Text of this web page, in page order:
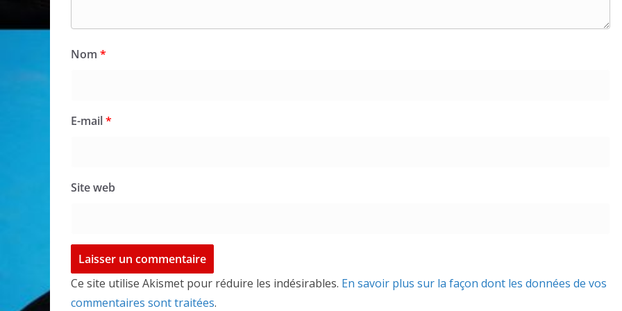
Nom *
E-mail*
Site web
Ce site utilise Akismet pour réduire les indésirables. En savoir plus sur la façon dont les données de vos
commentaires sont traitées.